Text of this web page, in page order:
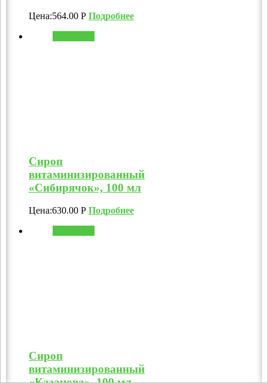
Цена:564.00 Р Подробнее
Сироп
витаминизированный
«Сибирячок», 100 мл
Цена:630.00 Р Подробнее
Сироп
витаминизированный